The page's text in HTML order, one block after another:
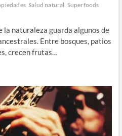
Salud natural Superfoods
la naturaleza guarda algunos de
Entre bosques, patios
crecen frutas…